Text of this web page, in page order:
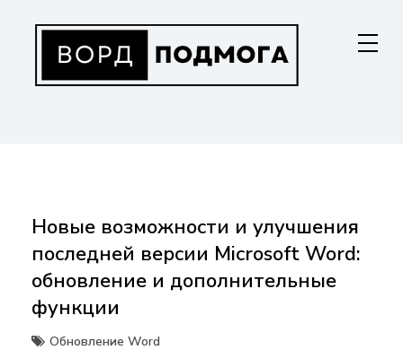
содержанию
Новые возможности и улучшения
последней версии Microsoft Word:
обновление и дополнительные
функции
Обновление Word